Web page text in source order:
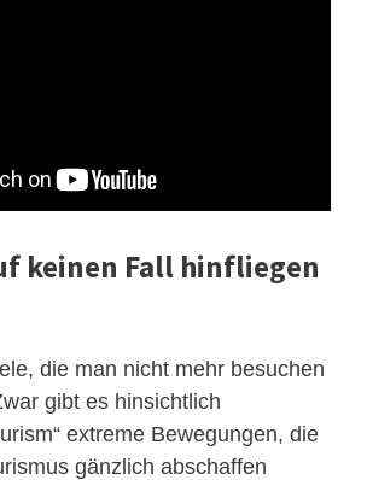
keinen Fall hinfliegen
die man nicht mehr besuchen
gibt es hinsichtlich
extreme Bewegungen, die
gänzlich abschaffen